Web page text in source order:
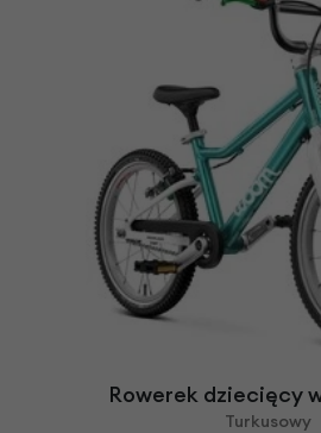
Rowerek dziecięcy
Turkusowy